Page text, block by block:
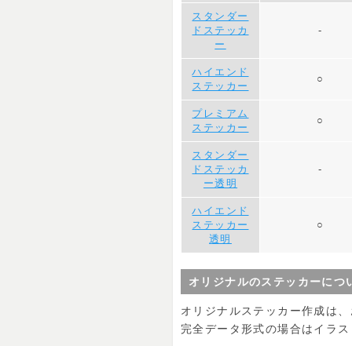
スタンダー
ドステッカ
ー
-
ハイエンド
ステッカー
○
プレミアム
ステッカー
○
スタンダー
ドステッカ
ー透明
-
ハイエンド
ステッカー
透明
○
オリジナルのステッカーにつ
オリジナルステッカー作成は
完全データ形式の場合はイラ